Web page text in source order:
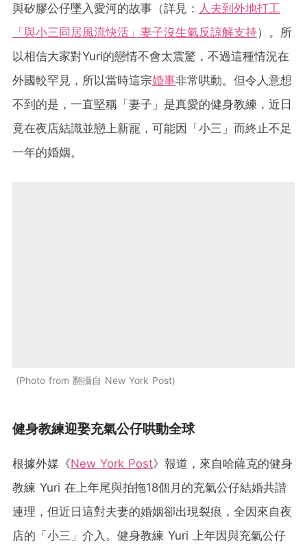
與矽膠公仔墜入愛河的故事（詳見： 人夫到外地打工
「與小三同居風流快活」妻子沒生氣反諒解支持）。所
以相信大家對Yuri的戀情不會太震驚，不過這種情況在
外國較罕見，所以當時這宗婚事非常哄動。但令人意想
不到的是，一直堅稱「妻子」是真愛的健身教練，近日
竟在夜店結識並戀上新寵，可能因「小三」而終止不足
一年的婚姻。
Photo from 翻攝自 New York Post
健身教練迎娶充氣公仔哄動全球
根據外媒《New York Post》報道，來自哈薩克的健身
教練 Yuri 在上年尾與拍拖18個月的充氣公仔結婚共諧
連理，但近日這對夫妻的婚姻卻出現裂痕，全因來自夜
店的「小三」介入。健身教練 Yuri 上年因與充氣公仔